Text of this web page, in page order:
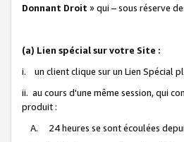
Donnant Droit » qui – sous réserve
(a) Lien spécial sur votre Site :
i. un client clique sur un Lien Spécial
ii. au cours d'une même session, qui
produit :
A. 24 heures se sont écoulées